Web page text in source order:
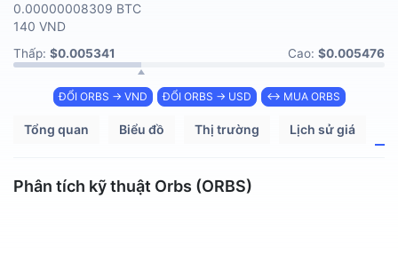
0.00000008309 BTC
140 VND
Thấp: $0.005341 Cao: $0.005476
ĐỔI ORBS → VND ĐỔI ORBS → USD ↔ MUA ORBS
Tổng quan Biểu đồ Thị trường Lịch sử giá
Phân tích kỹ thuật Orbs (ORBS)